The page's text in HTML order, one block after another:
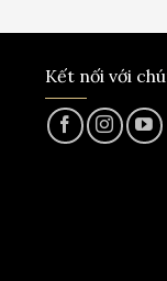
Kết nối với